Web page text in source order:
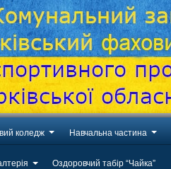
коледж Навчальна частина
Оздоровчий табір “Чайка”